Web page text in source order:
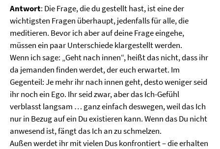
Antwort: Die Frage, die du gestellt hast, ist eine der
wichtigsten Fragen überhaupt, jedenfalls für alle, die
meditieren. Bevor ich aber auf deine Frage eingehe,
müssen ein paar Unterschiede klargestellt werden.
Wenn ich sage: „Geht nach innen“, heißt das nicht, dass ihr
da jemanden finden werdet, der euch erwartet. Im
Gegenteil: Je mehr ihr nach innen geht, desto weniger seid
ihr noch ein Ego. Ihr seid zwar, aber das Ich-Gefühl
verblasst langsam … ganz einfach deswegen, weil das Ich
nur in Bezug auf ein Du existieren kann. Wenn das Du nicht
anwesend ist, fängt das Ich an zu schmelzen.
Außen werdet ihr mit vielen Dus konfrontiert – die erhalten